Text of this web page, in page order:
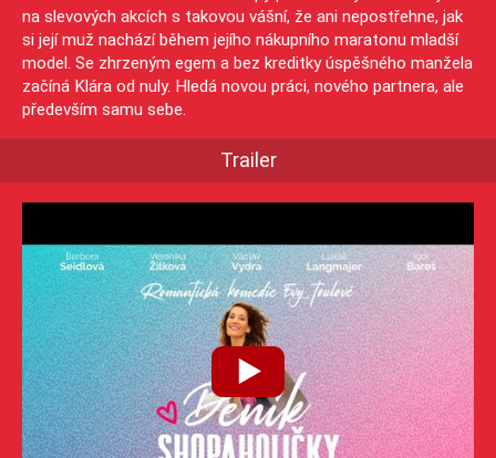
na slevových akcích s takovou vášní, že ani nepostřehne, jak
si její muž nachází během jejího nákupního maratonu mladší
model. Se zhrzeným egem a bez kreditky úspěšného manžela
začíná Klára od nuly. Hledá novou práci, nového partnera, ale
především samu sebe.
Trailer